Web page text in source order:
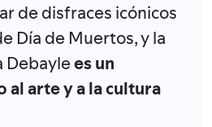
de disfraces icónicos
Día de Muertos, y la
Debaylees un
arte y a la cultura